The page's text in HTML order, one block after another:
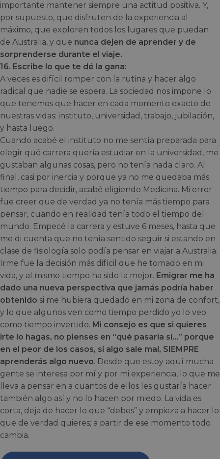
importante mantener siempre una actitud positiva. Y,
por supuesto, que disfruten de la experiencia al
máximo, que exploren todos los lugares que puedan
de Australia, y que nunca dejen de aprender y de
sorprenderse durante el viaje.
16. Escribe lo que te dé la gana:
A veces es difícil romper con la rutina y hacer algo
radical que nadie se espera. La sociedad nos impone lo
que tenemos que hacer en cada momento exacto de
nuestras vidas: instituto, universidad, trabajo, jubilación,
y hasta luego.
Cuando acabé el instituto no me sentía preparada para
elegir qué carrera quería estudiar en la universidad, me
gustaban algunas cosas, pero no tenía nada claro. Al
final, casi por inercia y porque ya no me quedaba más
tiempo para decidir, acabé eligiendo Medicina. Mi error
fue creer que de verdad ya no tenía más tiempo para
pensar, cuando en realidad tenía todo el tiempo del
mundo. Empecé la carrera y estuve 6 meses, hasta que
me di cuenta que no tenía sentido seguir si estando en
clase de fisiología solo podía pensar en viajar a Australia.
Irme fue la decisión más difícil que he tomado en mi
vida, y al mismo tiempo ha sido la mejor. Emigrar me ha
dado una nueva perspectiva que jamás podría haber
obtenido si me hubiera quedado en mi zona de confort,
y lo que algunos ven como tiempo perdido yo lo veo
como tiempo invertido. Mi consejo es que si quieres
irte lo hagas, no pienses en “qué pasaría sí…” porque
en el peor de los casos, si algo sale mal, SIEMPRE
aprenderás algo nuevo. Desde que estoy aquí mucha
gente se interesa por mí y por mi experiencia, lo que me
lleva a pensar en a cuantos de ellos les gustaría hacer
también algo así y no lo hacen por miedo. La vida es
corta, deja de hacer lo que “debes” y empieza a hacer lo
que de verdad quieres; a partir de ese momento todo
cambia.